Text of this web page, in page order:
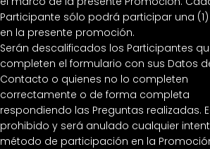
Participante sólo podrá participar una
en la presente promoción.
Serán descalificados los Participantes
completen el formulario con sus Datos
Contacto o quienes no lo completen
correctamente o de forma completa
respondiendo las Preguntas realizadas.
prohibido y será anulado cualquier
método de participación en la